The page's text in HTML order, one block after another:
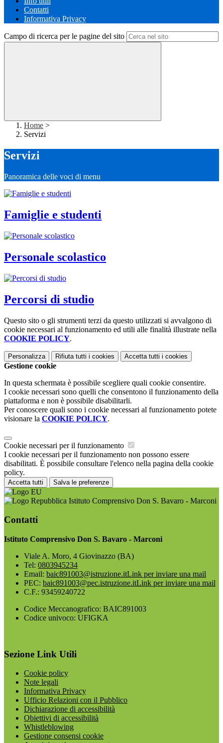
Contatti
Informativa Privacy
Campo di ricerca per le pagine del sito
Home >
Servizi
Servizi
Panoramica delle voci di menu
Famiglie e studenti
Personale scolastico
Percorsi di studio
Questo sito o gli strumenti terzi da questo utilizzati si avvalgono di
cookie necessari al funzionamento ed utili alle finalità illustrate nella
COOKIE POLICY.
Personalizza Rifiuta tutti i cookies Accetta tutti i cookies
Gestione cookie
In questa schermata è possibile scegliere quali cookie consentire.
I cookie necessari sono quelli che consentono il funzionamento della
piattaforma e non è possibile disabilitarli.
Per conoscere quali sono i cookie necessari al funzionamento potete
visionare la COOKIE POLICY.
Cookie necessari per il funzionamento
I cookie necessari per il funzionamento non possono essere
disabilitati. È possibile consultare l'elenco nella pagina della cookie
policy.
Accetta tutti Salva le preferenze
Istituto Comprensivo Don S. Bavaro - Marconi
Contatti
Istituto Comprensivo Don S. Bavaro - Marconi
Viale A. Moro, 4 Giovinazzo (BA)
Tel: 0803945234
Email: baic891003@istruzione.itLink per inviare una mail
PEC: baic891003@pec.istruzione.itLink per inviare una mail
C.F.: 93459240722
Codice Meccanografico: BAIC891003
Codice univoco: UFIGKA
Sezione Link Utili
Cookie policy
Note legali
Informativa Privacy
Ufficio Relazioni con il Pubblico
Dichiarazione di accessibilità
Obiettivi di accessibilità
Whistleblowing
Gestione consensi cookie